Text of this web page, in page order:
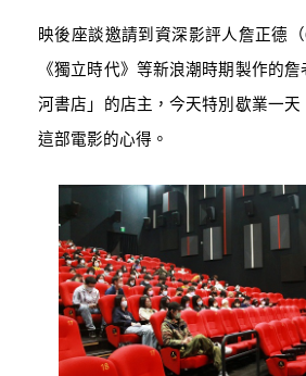
映後座談邀請到資深影評人詹正德（
《獨立時代》等新浪潮時期製作的
河書店」的店主，今天特別歇業一天
這部電影的心得。